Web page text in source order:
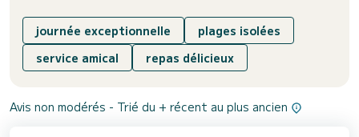
journée exceptionnelle
plages isolées
service amical
repas délicieux
Avis non modérés - Trié du + récent au plus ancien